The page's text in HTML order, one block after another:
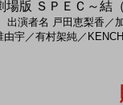
場版 ＳＰＥＣ～結
出演者名 戸田恵梨香 ／
由宇／有村架純／